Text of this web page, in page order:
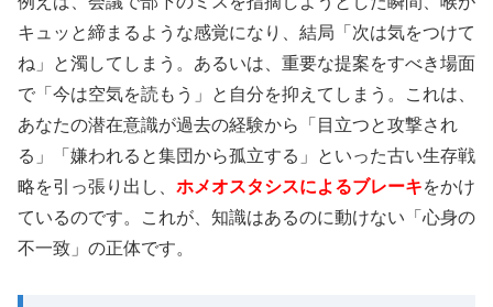
🌊 サトリ式省エネマーケティング講座
🎯 「狩猟型」から 「農業型」集客 へ転換
キュッと締まるような感覚になり、結局「次は気をつけて
ね」と濁してしまう。あるいは、重要な提案をすべき場面
で「今は空気を読もう」と自分を抑えてしまう。これは、
あなたの潜在意識が過去の経験から「目立つと攻撃され
る」「嫌われると集団から孤立する」といった古い生存戦
略を引っ張り出し、 ホメオスタシスによるブレーキをかけ
ているのです。これが、知識はあるのに動けない「心身の
不一致」の正体です。